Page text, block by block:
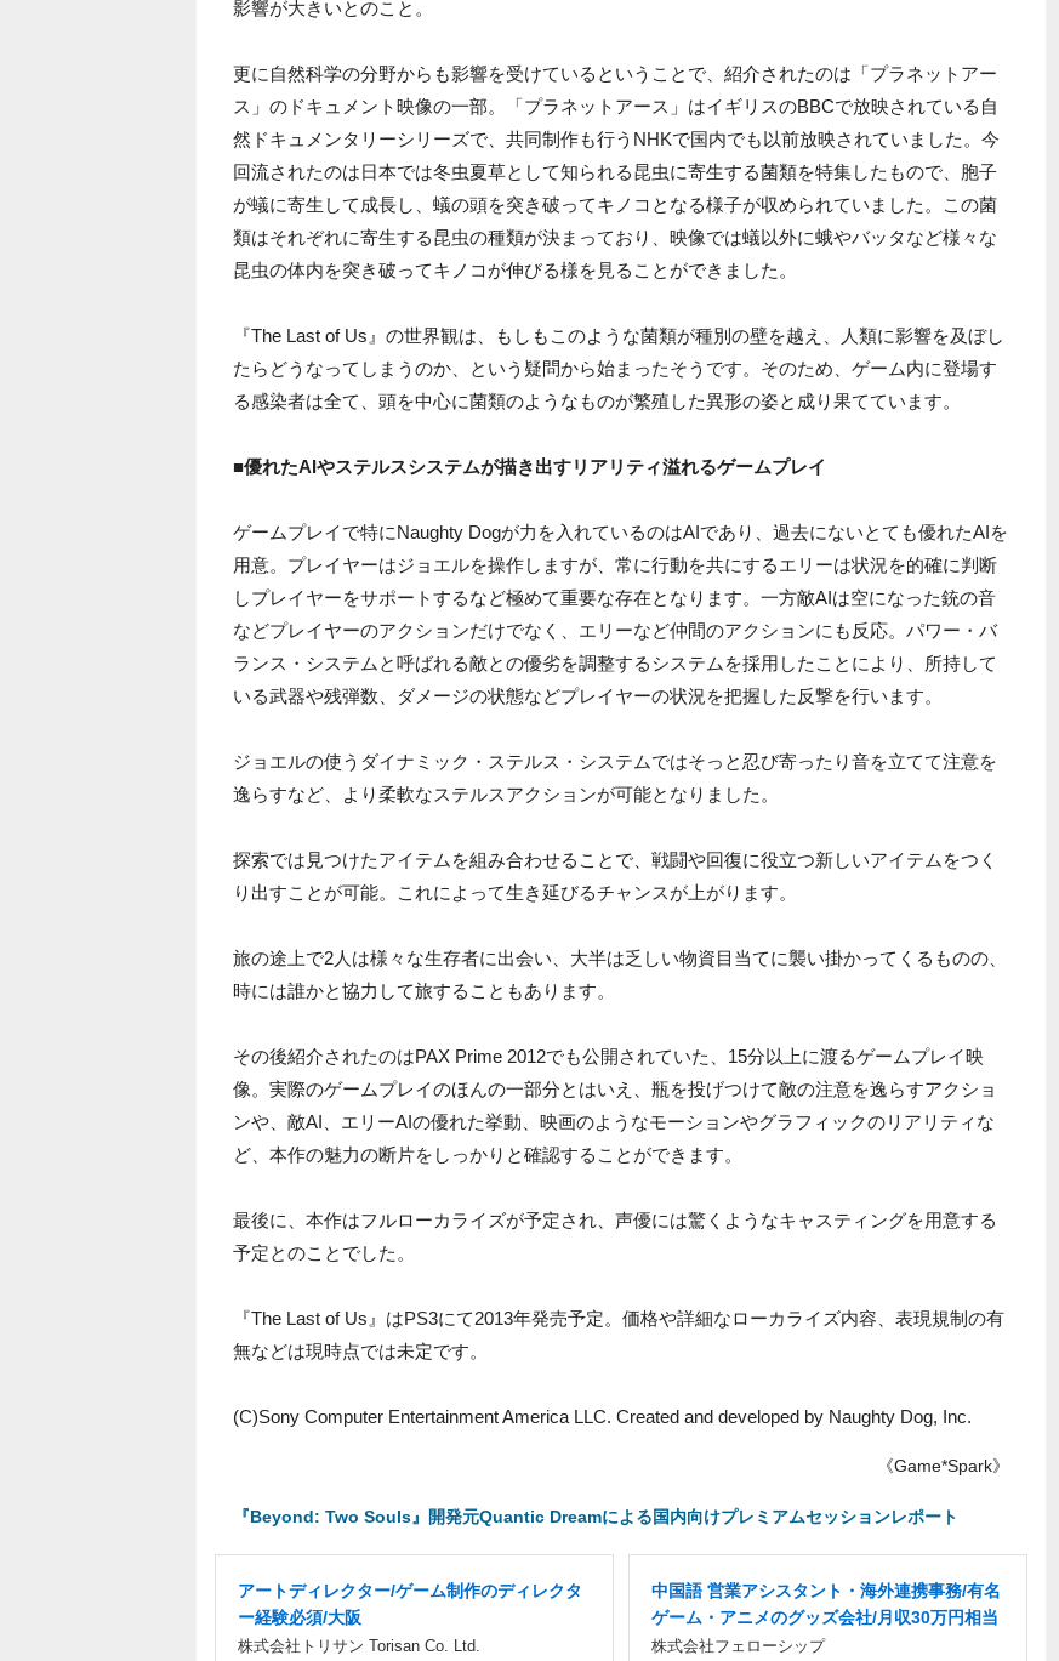
影響が大きいとのこと。
更に自然科学の分野からも影響を受けているということで、紹介されたのは「プラネットアー
ス」のドキュメント映像の一部。「プラネットアース」はイギリスのBBCで放映されている自
然ドキュメンタリーシリーズで、共同制作も行うNHKで国内でも以前放映されていました。今
回流されたのは日本では冬虫夏草として知られる昆虫に寄生する菌類を特集したもので、胞子
が蟻に寄生して成長し、蟻の頭を突き破ってキノコとなる様子が収められていました。この菌
類はそれぞれに寄生する昆虫の種類が決まっており、映像では蟻以外に蛾やバッタなど様々な
昆虫の体内を突き破ってキノコが伸びる様を見ることができました。
『The Last of Us』の世界観は、もしもこのような菌類が種別の壁を越え、人類に影響を及ぼし
たらどうなってしまうのか、という疑問から始まったそうです。そのため、ゲーム内に登場す
る感染者は全て、頭を中心に菌類のようなものが繁殖した異形の姿と成り果てています。
■優れたAIやステルスシステムが描き出すリアリティ溢れるゲームプレイ
ゲームプレイで特にNaughty Dogが力を入れているのはAIであり、過去にないとても優れたAIを
用意。プレイヤーはジョエルを操作しますが、常に行動を共にするエリーは状況を的確に判断
しプレイヤーをサポートするなど極めて重要な存在となります。一方敵AIは空になった銃の音
などプレイヤーのアクションだけでなく、エリーなど仲間のアクションにも反応。パワー・バ
ランス・システムと呼ばれる敵との優劣を調整するシステムを採用したことにより、所持して
いる武器や残弾数、ダメージの状態などプレイヤーの状況を把握した反撃を行います。
ジョエルの使うダイナミック・ステルス・システムではそっと忍び寄ったり音を立てて注意を
逸らすなど、より柔軟なステルスアクションが可能となりました。
探索では見つけたアイテムを組み合わせることで、戦闘や回復に役立つ新しいアイテムをつく
り出すことが可能。これによって生き延びるチャンスが上がります。
旅の途上で2人は様々な生存者に出会い、大半は乏しい物資目当てに襲い掛かってくるものの、
時には誰かと協力して旅することもあります。
その後紹介されたのはPAX Prime 2012でも公開されていた、15分以上に渡るゲームプレイ映
像。実際のゲームプレイのほんの一部分とはいえ、瓶を投げつけて敵の注意を逸らすアクショ
ンや、敵AI、エリーAIの優れた挙動、映画のようなモーションやグラフィックのリアリティな
ど、本作の魅力の断片をしっかりと確認することができます。
最後に、本作はフルローカライズが予定され、声優には驚くようなキャスティングを用意する
予定とのことでした。
『The Last of Us』はPS3にて2013年発売予定。価格や詳細なローカライズ内容、表現規制の有
無などは現時点では未定です。
(C)Sony Computer Entertainment America LLC. Created and developed by Naughty Dog, Inc.
《Game*Spark》
『Beyond: Two Souls』開発元Quantic Dreamによる国内向けプレミアムセッションレポート
アートディレクター/ゲーム制作のディレクタ
ー経験必須/大阪
株式会社トリサン Torisan Co. Ltd.
中国語 営業アシスタント・海外連携事務/有名
ゲーム・アニメのグッズ会社/月収30万円相当
株式会社フェローシップ